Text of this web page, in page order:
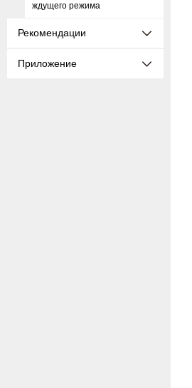
ждущего режима
Рекомендации
Приложение